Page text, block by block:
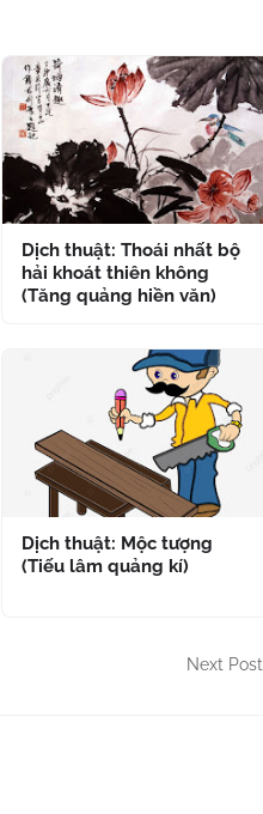
Dịch thuật: Thoái nhất bộ
hải khoát thiên không
(Tăng quảng hiền văn)
Dịch thuật: Mộc tượng
(Tiếu lâm quảng kí)
Next Post